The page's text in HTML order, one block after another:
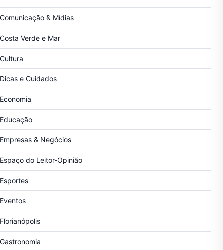
Comunicação & Mídias
Costa Verde e Mar
Cultura
Dicas e Cuidados
Economia
Educação
Empresas & Negócios
Espaço do Leitor-Opinião
Esportes
Eventos
Florianópolis
Gastronomia